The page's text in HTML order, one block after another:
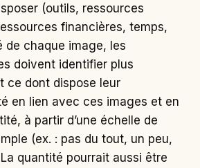
(outils, ressources
financières, temps,
de chaque image, les
doivent identifier plus
ce dont dispose leur
en lien avec ces images et en
à partir d’une échelle de
(ex. : pas du tout, un peu,
quantité pourrait aussi être